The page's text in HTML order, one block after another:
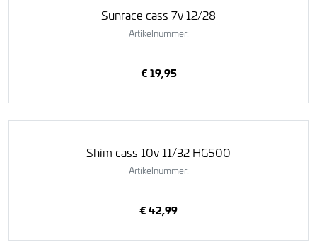
Sunrace cass 7v 12/28
Artikelnummer:
€ 19,95
Shim cass 10v 11/32 HG500
Artikelnummer:
€ 42,99